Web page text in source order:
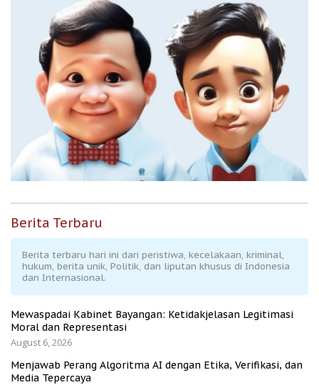
Berita Terbaru
Berita terbaru hari ini dari peristiwa, kecelakaan, kriminal,
hukum, berita unik, Politik, dan liputan khusus di Indonesia
dan Internasional.
Mewaspadai Kabinet Bayangan: Ketidakjelasan Legitimasi
Moral dan Representasi
August 6, 2026
Menjawab Perang Algoritma AI dengan Etika, Verifikasi, dan
Media Tepercaya